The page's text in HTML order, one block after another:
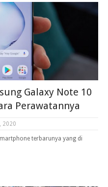
Galaxy Note 10
Perawatannya
2020
terbarunya yang di